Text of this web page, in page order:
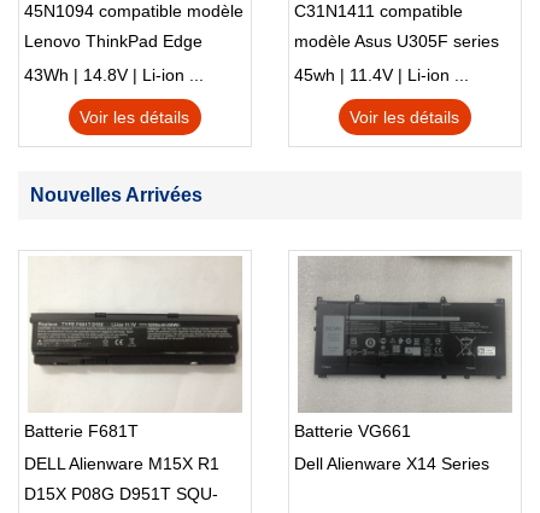
45N1094 compatible modèle
Lenovo ThinkPad Edge
S230u Twist
43Wh | 14.8V | Li-ion ...
Voir les détails
C31N1411 compatible
modèle Asus U305F series
45wh | 11.4V | Li-ion ...
Voir les détails
Nouvelles Arrivées
Batterie F681T
DELL Alienware M15X R1
D15X P08G D951T SQU-
Batterie VG661
Dell Alienware X14 Series